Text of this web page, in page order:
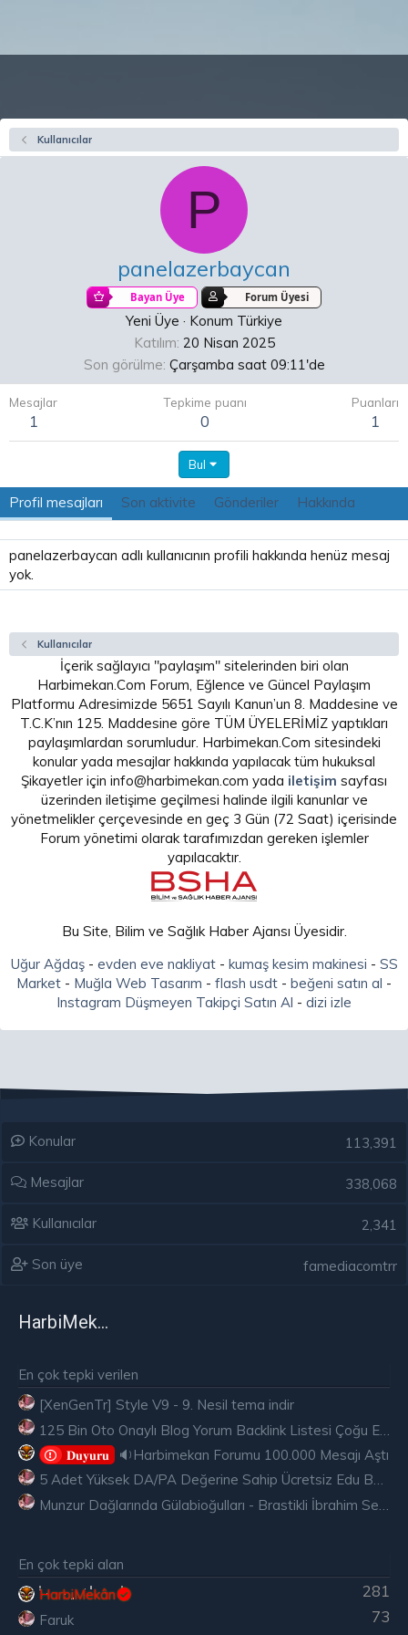
Kullanıcılar
P
panelazerbaycan
Bayan Üye Forum Üyesi
Yeni Üye · Konum Türkiye
Katılım 20 Nisan 2025
Son görülme Çarşamba saat 09:11'de
Mesajlar
1
Tepkime puanı
0
Puanları
1
Bul
Profil mesajları Son aktivite Gönderiler Hakkında
panelazerbaycan adlı kullanıcının profili hakkında henüz mesaj
yok.
Kullanıcılar
İçerik sağlayıcı "paylaşım" sitelerinden biri olan
Harbimekan.Com Forum, Eğlence ve Güncel Paylaşım
Platformu Adresimizde 5651 Sayılı Kanun’un 8. Maddesine ve
T.C.K’nın 125. Maddesine göre TÜM ÜYELERİMİZ yaptıkları
paylaşımlardan sorumludur. Harbimekan.Com sitesindeki
konular yada mesajlar hakkında yapılacak tüm hukuksal
Şikayetler için info@harbimekan.com yada iletişim sayfası
üzerinden iletişime geçilmesi halinde ilgili kanunlar ve
yönetmelikler çerçevesinde en geç 3 Gün (72 Saat) içerisinde
Forum yönetimi olarak tarafımızdan gereken işlemler
yapılacaktır.
Bu Site, Bilim ve Sağlık Haber Ajansı Üyesidir.
Uğur Ağdaş- evden eve nakliyat- kumaş kesim makinesi - SS
Market - Muğla Web Tasarım - flash usdt - beğeni satın al -
Instagram Düşmeyen Takipçi Satın Al - dizi izle
Konular 113,391
Mesajlar 338,068
Kullanıcılar 2,341
Son üye famediacomtrr
HarbiMekân
En çok tepki verilen
[XenGenTr] Style V9 - 9. Nesil tema indir
𝐃𝐮𝐲𝐮𝐫𝐮
🔉Harbimekan Forumu 100.000 Mesajı Aştı
5 Adet Yüksek DA/PA Değerine Sahip Ücretsiz Edu Backlink
En çok tepki alan
281
HarbiMekân
73
Faruk